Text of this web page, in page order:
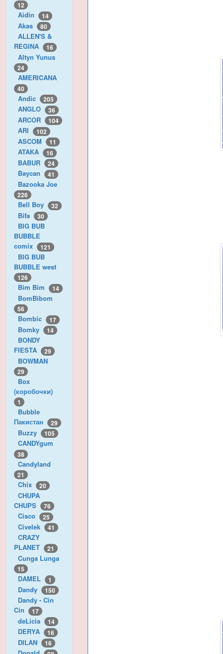
12
Aidin 14
Akas 80
ALLEN'S &
REGINA
16
Altyn Yunus
24
AMERICANA
40
Andic 205
ANGLO 36
ARCOR 104
ARI 102
ASCOM 11
ATAKA 16
BABUR 24
Baycan 41
Bazooka Joe
226
Bell Boy 32
Bifa 30
BIG BUB
BUBBLE
comix
121
BIG BUB
BUBBLE west
126
Bim Bim 14
BomBibom
56
Bombic 17
Bomky 14
BONDY
FIESTA
29
BOWMAN
29
Box
(коробочки)
1
Bubble
Пакистан
29
Buzzy 105
CANDYgum
38
Candyland
21
Chix 20
CHUPA
CHUPS
76
Cisco 25
Civelek 41
CRAZY
PLANET
21
Cunga Lunga
15
DAMEL 1
Dandy 150
Dandy - Cin
Cin
17
deLicia 14
DERYA 16
DILAN 16